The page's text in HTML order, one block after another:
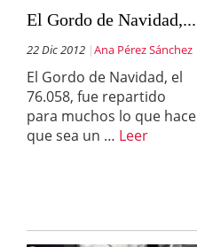
El Gordo de Navidad,...
22 Dic 2012 Ana Pérez Sánchez
El Gordo de Navidad, el
76.058, fue repartido
para muchos lo que hace
que sea un … Leer